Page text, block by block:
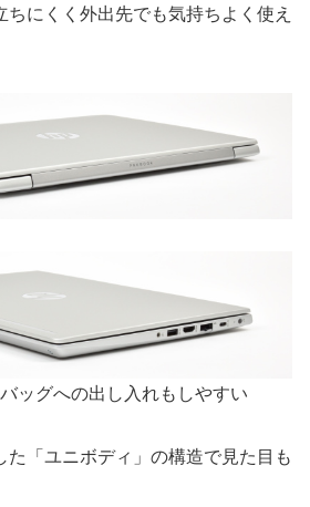
にくく外出先でも気持ちよく使え
ッグへの出し入れもしやすい
た「ユニボディ」の構造で見た目も